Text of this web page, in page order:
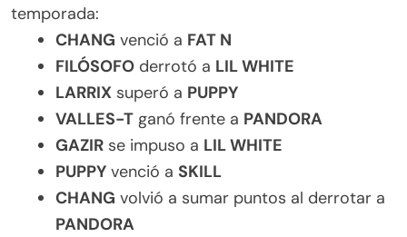
temporada:
CHANG venció a FAT N
FILÓSOFO derrotó a LIL WHITE
LARRIX superó a PUPPY
VALLES-T ganó frente a PANDORA
GAZIR se impuso a LIL WHITE
PUPPY venció a SKILL
CHANG volvió a sumar puntos al derrotar a
PANDORA